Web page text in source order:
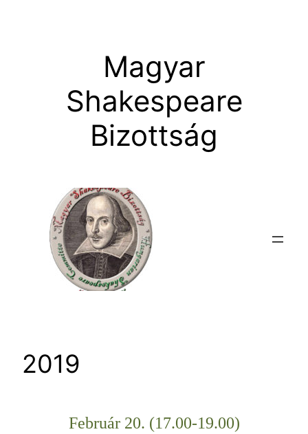
Magyar
Shakespeare
Bizottság
2019
Február 20. (17.00-19.00)